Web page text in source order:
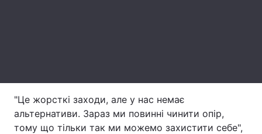
Контакти
Послуги
"Це жорсткі заходи, але у нас немає
альтернативи. Зараз ми повинні чинити опір,
тому що тільки так ми можемо захистити себе",